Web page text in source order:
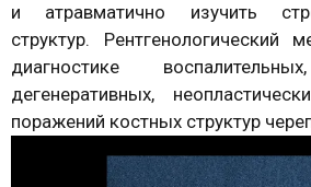
и атравматично изучить
структур. Рентгенологический
диагностике
дегенеративных,
поражений костных структур